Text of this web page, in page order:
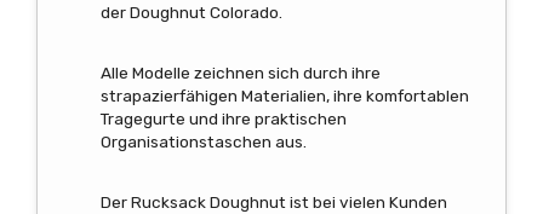
der Doughnut Colorado.
Alle Modelle zeichnen sich durch ihre
strapazierfähigen Materialien, ihre komfortablen
Tragegurte und ihre praktischen
Organisationstaschen aus.
Der Rucksack Doughnut ist bei vielen Kunden